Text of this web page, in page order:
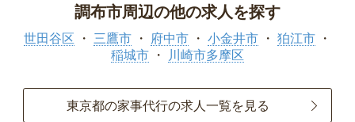
調布市周辺の他の求人を探す
世田谷区 三鷹市 府中市 小金井市
狛江市
稲城市
川崎市多摩区
東京都の家事代行の求人一覧を見る